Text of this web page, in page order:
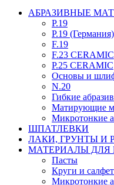
АБРАЗИВНЫЕ
P.19
P.19 (Германия)
F.19
F.23 CERAMIC
P.25 CERAMIC
Основы и
N.20
Гибкие
Матирующие
Микротонкие
ШПАТЛЕВКИ
ЛАКИ, ГРУНТЫ И
МАТЕРИАЛЫ ДЛЯ
Пасты
Круги и
Микротонкие